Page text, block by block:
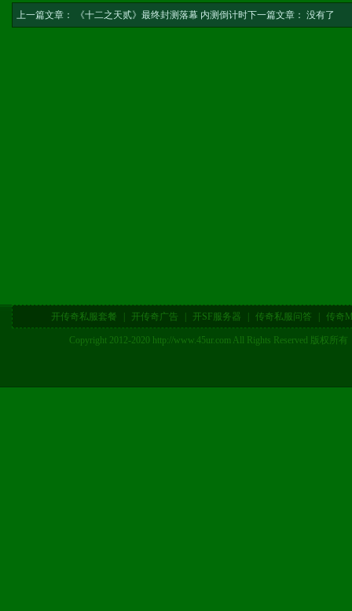
上一篇文章： 《十二之天贰》最终封测落幕 内测倒计时下一篇文章： 没有了
开传奇私服套餐 开传奇广告 开SF服务器 传奇私服问答 传奇
Copyright 2012-2020 http://www.45ur.com All Rights Reserved 版权